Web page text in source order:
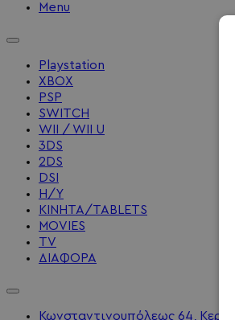
Menu
Playstation
XBOX
PSP
SWITCH
WII / WII U
3DS
2DS
DSI
Η/Υ
KINHTA/TABLETS
MOVIES
TV
ΔΙΑΦΟΡΑ
Κωνσταντινουπόλεως 64,